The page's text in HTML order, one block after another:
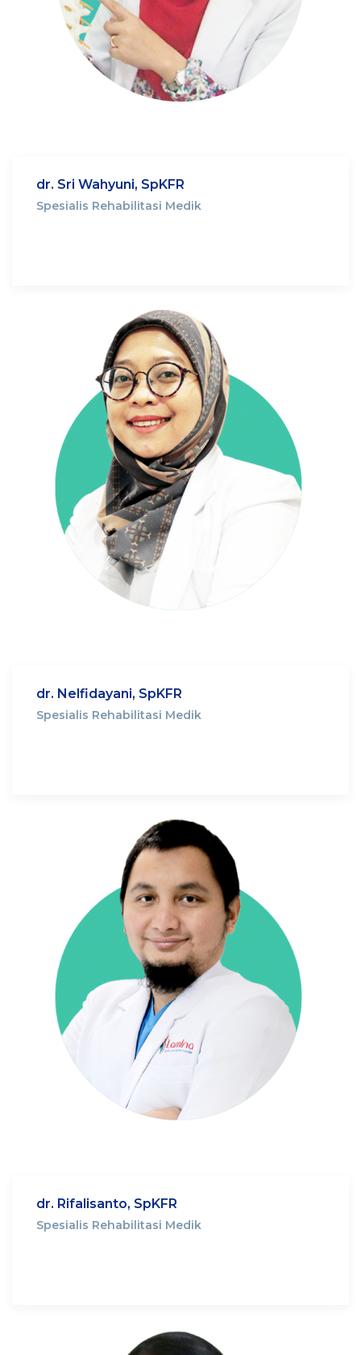
dr. Sri Wahyuni, SpKFR
Spesialis Rehabilitasi Medik
dr. Nelfidayani, SpKFR
Spesialis Rehabilitasi Medik
dr. Rifalisanto, SpKFR
Spesialis Rehabilitasi Medik